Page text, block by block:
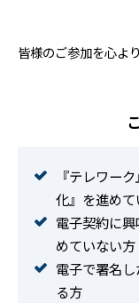
皆様のご参加を心よ
『テレワー
化』を進め
電子契約に
めていない方
電子で署名
る方